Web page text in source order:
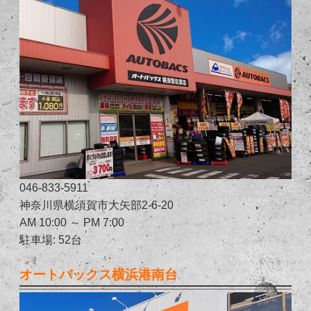
046-833-5911
神奈川県横須賀市大矢部2-6-20
AM 10:00 ～ PM 7:00
駐車場: 52台
オートバックス横浜港南台